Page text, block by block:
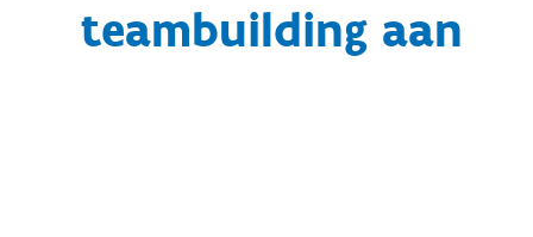
teambuilding aan